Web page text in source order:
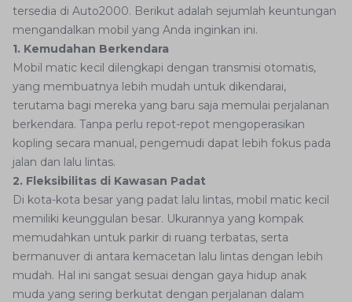
tersedia di Auto2000. Berikut adalah sejumlah keuntungan
mengandalkan mobil yang Anda inginkan ini.
1. Kemudahan Berkendara
Mobil matic kecil dilengkapi dengan transmisi otomatis,
yang membuatnya lebih mudah untuk dikendarai,
terutama bagi mereka yang baru saja memulai perjalanan
berkendara. Tanpa perlu repot-repot mengoperasikan
kopling secara manual, pengemudi dapat lebih fokus pada
jalan dan lalu lintas.
2. Fleksibilitas di Kawasan Padat
Di kota-kota besar yang padat lalu lintas, mobil matic kecil
memiliki keunggulan besar. Ukurannya yang kompak
memudahkan untuk parkir di ruang terbatas, serta
bermanuver di antara kemacetan lalu lintas dengan lebih
mudah. Hal ini sangat sesuai dengan gaya hidup anak
muda yang sering berkutat dengan perjalanan dalam